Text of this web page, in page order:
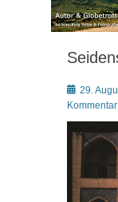
Posted
on
29.